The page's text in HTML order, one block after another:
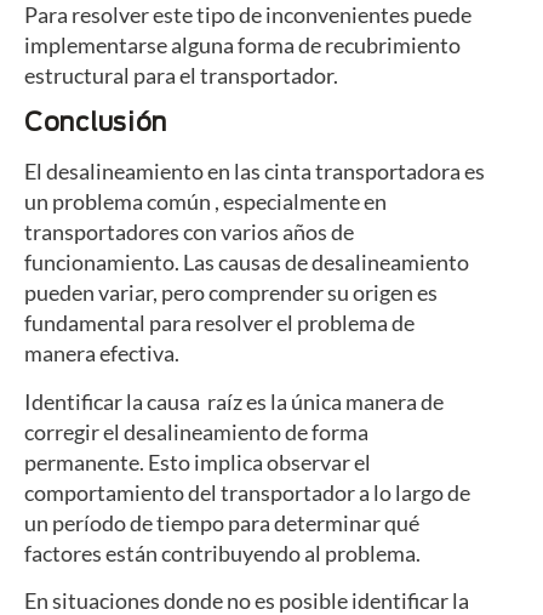
Para resolver este tipo de inconvenientes puede
implementarse alguna forma de recubrimiento
estructural para el transportador.
Conclusión
El desalineamiento en las cinta transportadora es
un problema común , especialmente en
transportadores con varios años de
funcionamiento. Las causas de desalineamiento
pueden variar, pero comprender su origen es
fundamental para resolver el problema de
manera efectiva.
Identificar la causa raíz es la única manera de
corregir el desalineamiento de forma
permanente. Esto implica observar el
comportamiento del transportador a lo largo de
un período de tiempo para determinar qué
factores están contribuyendo al problema.
En situaciones donde no es posible identificar la